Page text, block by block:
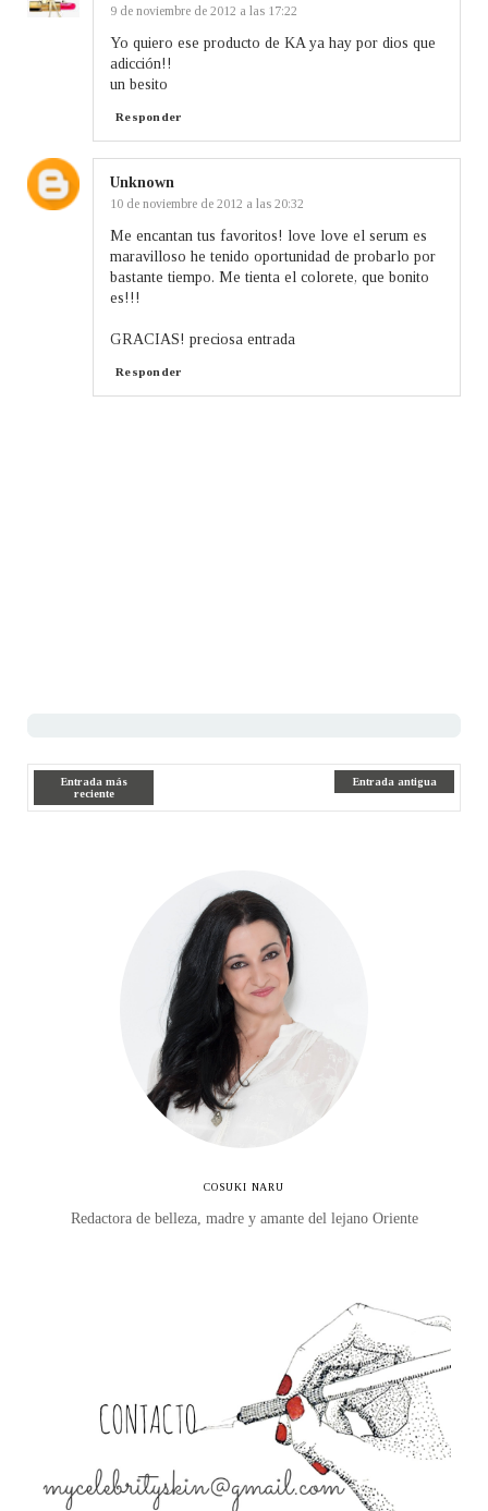
9 de noviembre de 2012 a las 17:22
Yo quiero ese producto de KA ya hay por dios que
adicción!!
un besito
Responder
Unknown
10 de noviembre de 2012 a las 20:32
Me encantan tus favoritos! love love el serum es
maravilloso he tenido oportunidad de probarlo por
bastante tiempo. Me tienta el colorete, que bonito
es!!!
GRACIAS! preciosa entrada
Responder
Entrada más
reciente
Entrada antigua
COSUKI NARU
Redactora de belleza, madre y amante del lejano Oriente